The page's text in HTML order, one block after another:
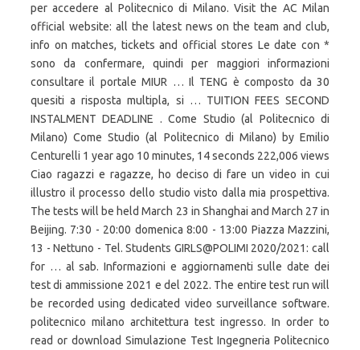
per accedere al Politecnico di Milano. Visit the AC Milan
official website: all the latest news on the team and club,
info on matches, tickets and official stores Le date con *
sono da confermare, quindi per maggiori informazioni
consultare il portale MIUR … Il TENG è composto da 30
quesiti a risposta multipla, si … TUITION FEES SECOND
INSTALMENT DEADLINE . Come Studio (al Politecnico di
Milano) Come Studio (al Politecnico di Milano) by Emilio
Centurelli 1 year ago 10 minutes, 14 seconds 222,006 views
Ciao ragazzi e ragazze, ho deciso di fare un video in cui
illustro il processo dello studio visto dalla mia prospettiva.
The tests will be held March 23 in Shanghai and March 27 in
Beijing. 7:30 - 20:00 domenica 8:00 - 13:00 Piazza Mazzini,
13 - Nettuno - Tel. Students GIRLS@POLIMI 2020/2021: call
for … al sab. Informazioni e aggiornamenti sulle date dei
test di ammissione 2021 e del 2022. The entire test run will
be recorded using dedicated video surveillance software.
politecnico milano architettura test ingresso. In order to
read or download Simulazione Test Ingegneria Politecnico